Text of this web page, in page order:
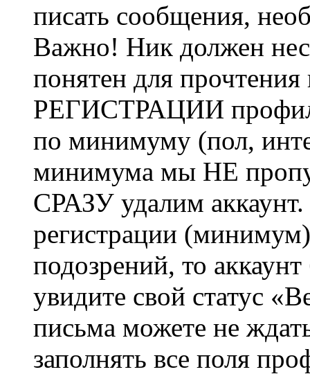
писать сообщения,
Важно! Ник должен
понятен для
РЕГИСТРАЦИИ профиль
по минимуму (пол,
минимума мы НЕ
СРАЗУ удалим
регистрации
подозрений, то
увидите свой статус
письма можете не
заполнять все поля